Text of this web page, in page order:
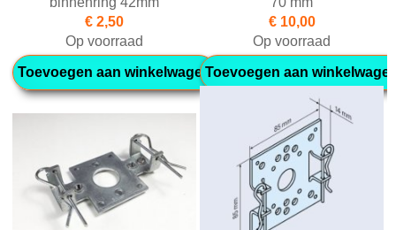
€ 2,50
Op voorraad
Toevoegen aan winkelwagen
€ 10,00
Op voorraad
Toevoegen aan